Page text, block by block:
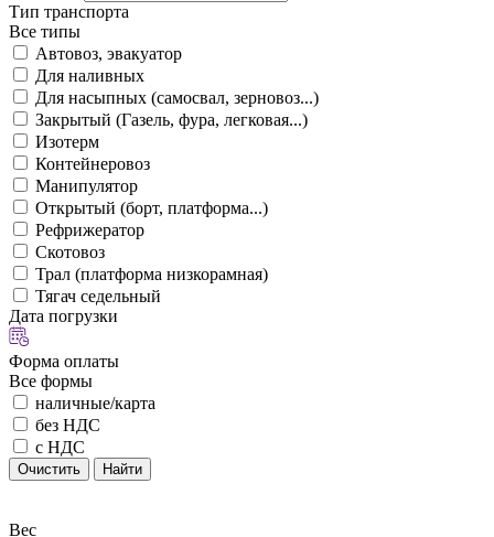
Тип транспорта
Все типы
Автовоз, эвакуатор
Для наливных
Для насыпных (самосвал, зерновоз...)
Закрытый (Газель, фура, легковая...)
Изотерм
Контейнеровоз
Манипулятор
Открытый (борт, платформа...)
Рефрижератор
Скотовоз
Трал (платформа низкорамная)
Тягач седельный
Дата погрузки
Форма оплаты
Все формы
наличные/карта
без НДС
с НДС
Очистить Найти
Вес